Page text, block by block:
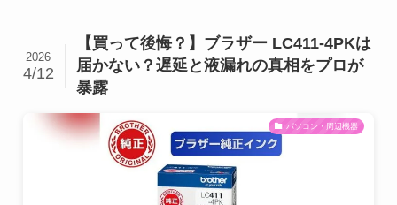
【買って後悔？】ブラザー LC411-4PKは
届かない？遅延と液漏れの真相をプロが
暴露
2026
4/12
パソコン・周辺機器